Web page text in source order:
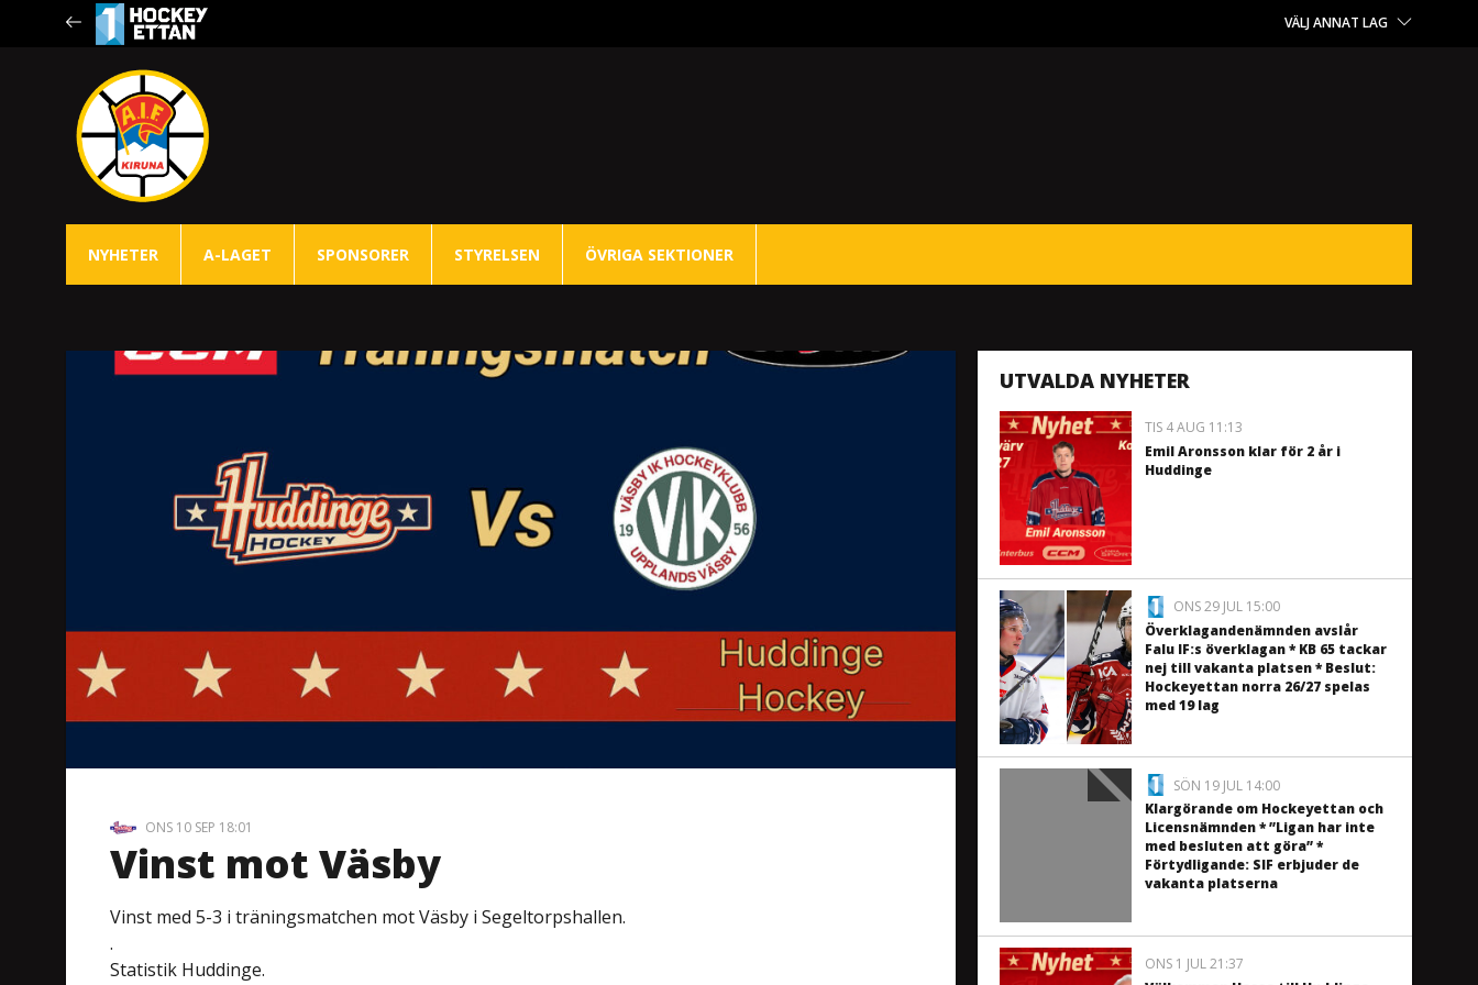
VÄLJ ANNAT LAG
NYHETER A-LAGET SPONSORER STYRELSEN ÖVRIGA SEKTIONER
ONS 10 SEP 18:01
Vinst mot Väsby
Vinst med 5-3 i träningsmatchen mot Väsby i Segeltorpshallen.
.
Statistik Huddinge.
UTVALDA NYHETER
TIS 4 AUG 11:13
Emil Aronsson klar för 2 år i
Huddinge
ONS 29 JUL 15:00
Överklagandenämnden avslår
Falu IF:s överklagan * KB 65 tackar
nej till vakanta platsen * Beslut:
Hockeyettan norra 26/27 spelas
med 19 lag
SÖN 19 JUL 14:00
Klargörande om Hockeyettan och
Licensnämnden * ”Ligan har inte
med besluten att göra” *
Förtydligande: SIF erbjuder de
vakanta platserna
ONS 1 JUL 21:37